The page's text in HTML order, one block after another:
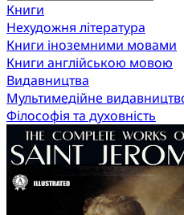
Книги
Нехудожня література
Книги іноземними мовами
Книги англійською мовою
Видавництва
Мультимедійне
Філософія та духовність